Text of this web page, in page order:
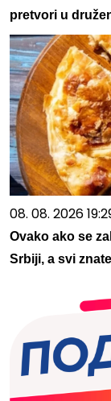
pretvori u
08. 08. 2026
Ovako ako se
Srbiji, a svi